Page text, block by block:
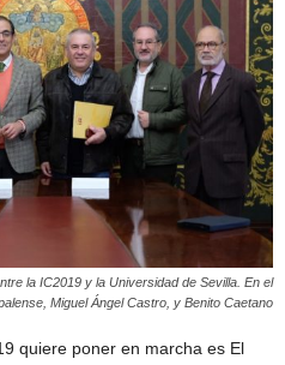
la IC2019 y la Universidad de Sevilla. En el
Miguel Ángel Castro, y Benito Caetano
quiere poner en marcha es El